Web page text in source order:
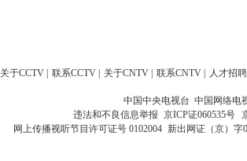
关于CCTV 联系CCTV 关于CNTV 联系CNTV 人才招聘
中国中央电视台 中国网络电
违法和不良信息举报 京ICP证060535号
网上传播视听节目许可证号 0102004 新出网证（京）